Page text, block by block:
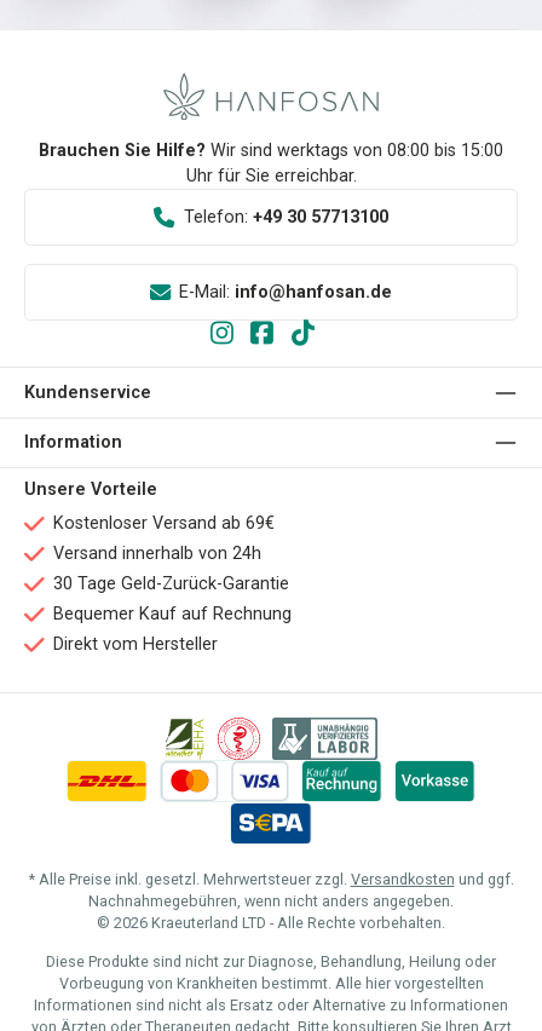
Brauchen Sie Hilfe? Wir sind werktags von 08:00 bis 15:00
Uhr für Sie erreichbar.
Telefon: +49 30 57713100
E-Mail: info@hanfosan.de
Kundenservice
Information
Unsere Vorteile
Kostenloser Versand ab 69€
Versand innerhalb von 24h
30 Tage Geld-Zurück-Garantie
Bequemer Kauf auf Rechnung
Direkt vom Hersteller
* Alle Preise inkl. gesetzl. Mehrwertsteuer zzgl. Versandkosten und ggf.
Nachnahmegebühren, wenn nicht anders angegeben.
© 2026 Kraeuterland LTD - Alle Rechte vorbehalten.
Diese Produkte sind nicht zur Diagnose, Behandlung, Heilung oder
Vorbeugung von Krankheiten bestimmt. Alle hier vorgestellten
Informationen sind nicht als Ersatz oder Alternative zu Informationen
von Ärzten oder Therapeuten gedacht. Bitte konsultieren Sie Ihren Arzt